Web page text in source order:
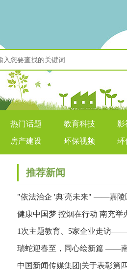
热门话题 教育科技 影
房产建设 环保视频 环
推荐新闻
"依法治企 '典'亮未来" ——嘉陵
联合举办民法典专题讲座
健康中国梦 控烟在行动 南充举
宣传暨健步行活动
1次主题教育、5家企业走访
的“思想”与“视野”双收获
瑞蛇迎春至，同心绘新篇 ——
子联谊会成功举办2024年度工
中国新闻传媒集团|关于表彰第